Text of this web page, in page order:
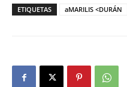
ETIQUETAS aMARILIS <DURÁN